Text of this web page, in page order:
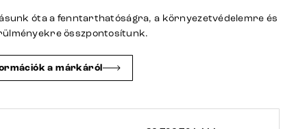
matraccal
topperrel
mennyiség
óta a fenntarthatóságra, a környezetvédelemre és
összpontosítunk.
a márkáról